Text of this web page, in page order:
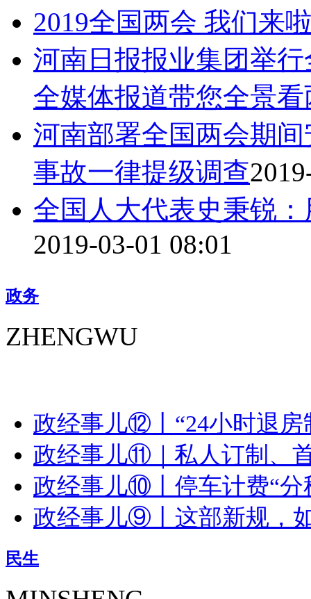
2019全国两会 我们来
河南日报报业集团举
全媒体报道带您全景看
河南部署全国两会期
事故一律提级调查
全国人大代表史秉锐
2019-03-01 08:01